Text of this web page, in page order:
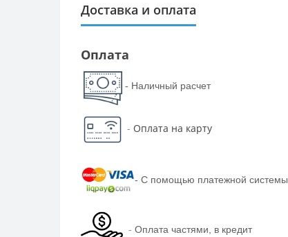
Доставка и оплата
Оплата
- Наличный расчет
- Оплата на карту
- С помощью платежной системы
- Оплата частями, в кредит